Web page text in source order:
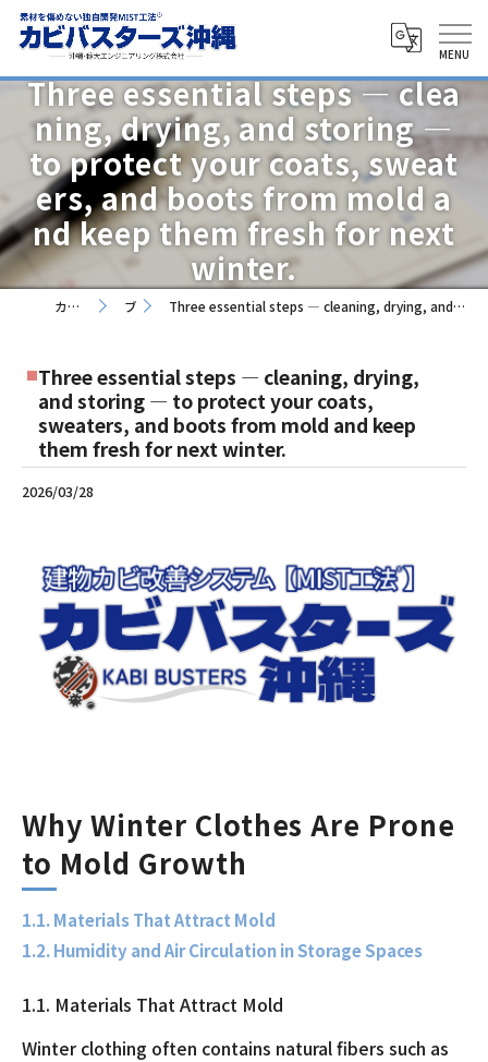
Three essential steps — clea
ning, drying, and storing —
to protect your coats, sweat
ers, and boots from mold a
nd keep them fresh for next
winter.
カビバスターズ沖縄 ブログ Three essential steps — cleaning, drying, and storing — to protect your coats, sweaters, and boots from mold and keep them fresh for next winter.
Three essential steps — cleaning, drying,
and storing — to protect your coats,
sweaters, and boots from mold and keep
them fresh for next winter.
2026/03/28
Why Winter Clothes Are Prone
to Mold Growth
1.1. Materials That Attract Mold
1.2. Humidity and Air Circulation in Storage Spaces
1.1. Materials That Attract Mold
Winter clothing often contains natural fibers such as